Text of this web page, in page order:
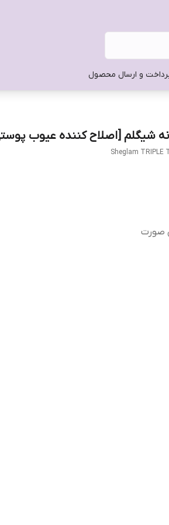
و ارسال محصول
شیگلم [اصلاح کننده عیوب
Sheglam TRIPLE
صورت